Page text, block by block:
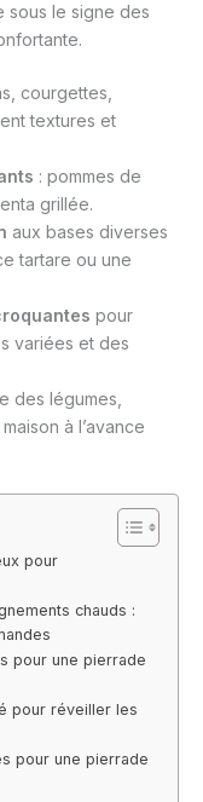
sous le signe des
courgettes,
textures et
: pommes de
grillée.
aux bases diverses
tartare ou une
pour
variées et des
des légumes,
à l’avance
pour
chauds :
pour une pierrade
pour réveiller les
pour une pierrade